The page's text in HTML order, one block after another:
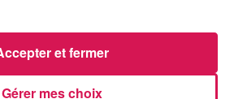
Gérer mes choix
et fermer